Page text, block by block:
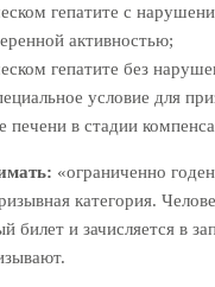
гепатите с
активностью;
гепатите без
условие для
печени в стадии
«ограниченно
категория.
билет и зачисляется в